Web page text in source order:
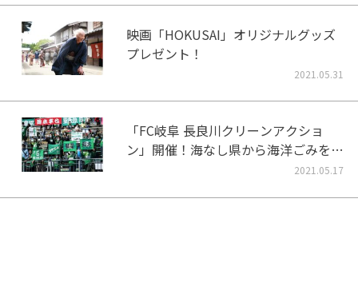
映画「HOKUSAI」オリジナルグッズ
プレゼント！
2021.05.31
「FC岐阜 長良川クリーンアクショ
ン」開催！海なし県から海洋ごみをな
2021.05.17